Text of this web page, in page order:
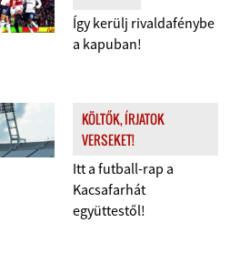
Így kerülj rivaldafénybe
a kapuban!
KÖLTŐK, ÍRJATOK
VERSEKET!
Itt a futball-rap a
Kacsafarhát
együttestől!